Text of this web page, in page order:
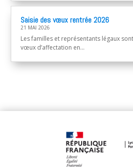
Saisie des vœux rentrée 2026
21 MAI 2026
Les familles et représentants légaux
vœux d’affectation en...